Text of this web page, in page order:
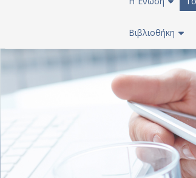
Βιβλιοθήκη